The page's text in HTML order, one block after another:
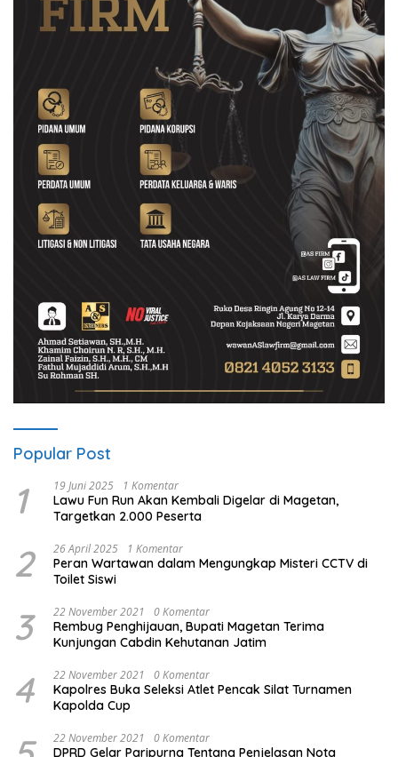
Popular Post
1 19 Juni 2025 1 Komentar
Lawu Fun Run Akan Kembali Digelar di Magetan,
Targetkan 2.000 Peserta
2 26 April 2025 1 Komentar
Peran Wartawan dalam Mengungkap Misteri CCTV di
Toilet Siswi
3 22 November 2021 0 Komentar
Rembug Penghijauan, Bupati Magetan Terima
Kunjungan Cabdin Kehutanan Jatim
4 22 November 2021 0 Komentar
Kapolres Buka Seleksi Atlet Pencak Silat Turnamen
Kapolda Cup
22 November 2021 0 Komentar
DPRD Gelar Paripurna Tentang Penjelasan Nota